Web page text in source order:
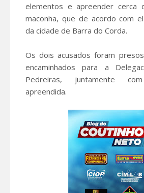
elementos e apreender cerca
maconha, que de acordo com
da cidade de Barra do Corda.
Os dois acusados foram
encaminhados para a
Pedreiras, juntamente
apreendida.